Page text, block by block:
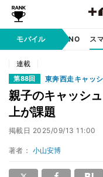
モバイル
携帯キャリア MVNO ス
連載
第88回 東奔西走キャッ
親子のキャッシ
上が課題
掲載日 2025/09/13 11:00
著者： 小山安博